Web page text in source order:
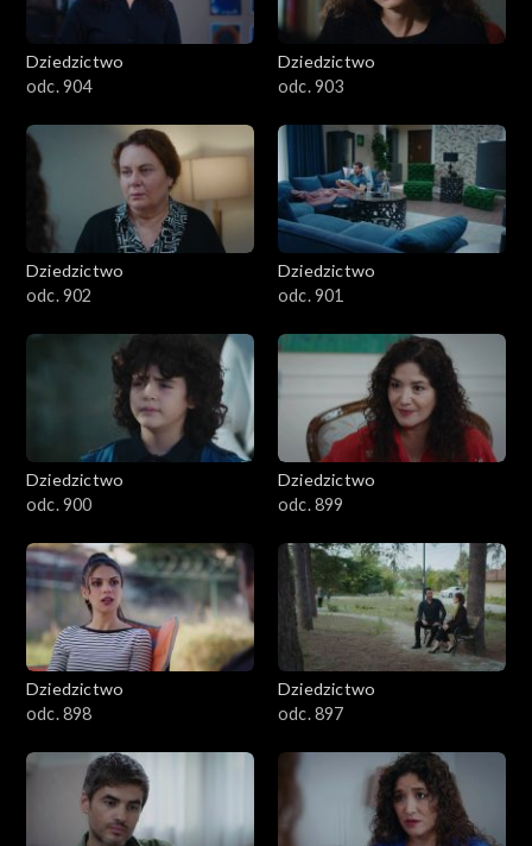
Dziedzictwo
odc. 904
Dziedzictwo
odc. 903
Dziedzictwo
odc. 902
Dziedzictwo
odc. 901
Dziedzictwo
odc. 900
Dziedzictwo
odc. 899
Dziedzictwo
odc. 898
Dziedzictwo
odc. 897